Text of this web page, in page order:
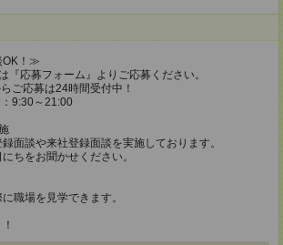
OK！≫
『応募フォーム』よりご応募ください。
応募は24時間受付中！
9:30～21:00
面談や来社登録面談を実施しております。
をお聞かせください。
場を見学できます。